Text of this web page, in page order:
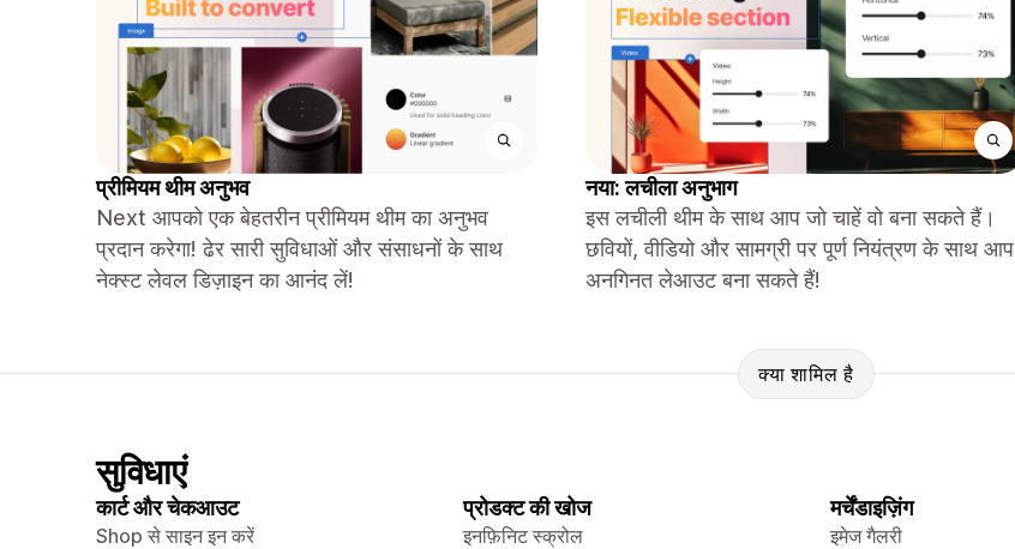
प्रीमियम थीम अनुभव
Next आपको एक बेहतरीन प्रीमियम थीम का अनुभव
प्रदान करेगा! ढेर सारी सुविधाओं और संसाधनों के साथ
नेक्स्ट लेवल डिज़ाइन का आनंद लें!
नया: लचीला अनुभाग
इस लचीली थीम के साथ आप जो चाहें वो बना सकते हैं।
छवियों, वीडियो और सामग्री पर पूर्ण नियंत्रण के साथ आप
अनगिनत लेआउट बना सकते हैं!
क्या शामिल है
सुविधाएं
कार्ट और चेकआउट
Shop से साइन इन करें
प्रोडक्ट की खोज
इनफ़िनिट स्क्रोल
मर्चेंडाइज़िंग
इमेज गैलरी